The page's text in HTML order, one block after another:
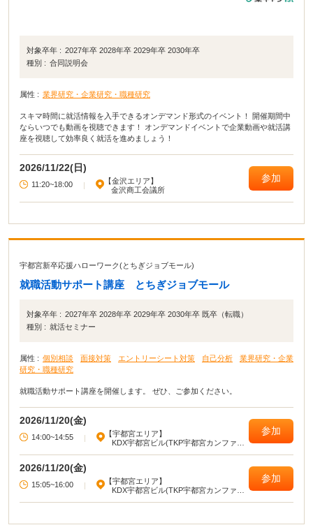
対象卒年 : 2027年卒 2028年卒 2029年卒 2030年卒
種別 : 合同説明会
属性 : 業界研究・企業研究・職種研究
スキマ時間に就活情報を入手できるオンデマンド形式のイベント！ 開催期間中
ならいつでも動画を視聴できます！ オンデマンドイベントで企業動画や就活講
座を視聴して効率良く就活を進めましょう！
2026/11/22(日)
11:20~18:00
【金沢エリア】
金沢商工会議所
参加
宇都宮新卒応援ハローワーク(とちぎジョブモール)
就職活動サポート講座 とちぎジョブモール
対象卒年 : 2027年卒 2028年卒 2029年卒 2030年卒 既卒（転職）
種別 : 就活セミナー
属性 : 個別相談 面接対策 エントリーシート対策 自己分析
業界研究・企業
研究・職種研究
就職活動サポート講座を開催します。 ぜひ、ご参加ください。
2026/11/20(金)
14:00~14:55
【宇都宮エリア】
KDX宇都宮ビル(TKP宇都宮カンファレ
参加
2026/11/20(金)
15:05~16:00
【宇都宮エリア】
KDX宇都宮ビル(TKP宇都宮カンファレ
参加